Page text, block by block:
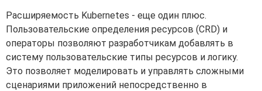
Расширяемость Kubernetes - еще один плюс.
Пользовательские определения ресурсов (CRD) и
операторы позволяют разработчикам добавлять в
систему пользовательские типы ресурсов и логику.
Это позволяет моделировать и управлять сложными
сценариями приложений непосредственно в